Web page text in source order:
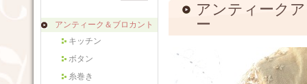
アンティーク＆ブロカント
キッチン
ボタン
糸巻き
アンティーク
ー